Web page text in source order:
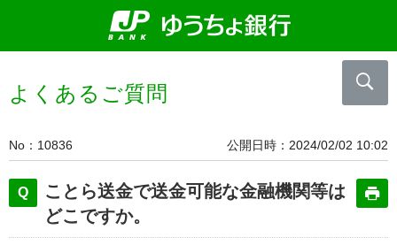
よくあるご質問
No 10836 公開日時 2024/02/02 10:02
ことら送金で送金可能な金融機関等は
どこですか。